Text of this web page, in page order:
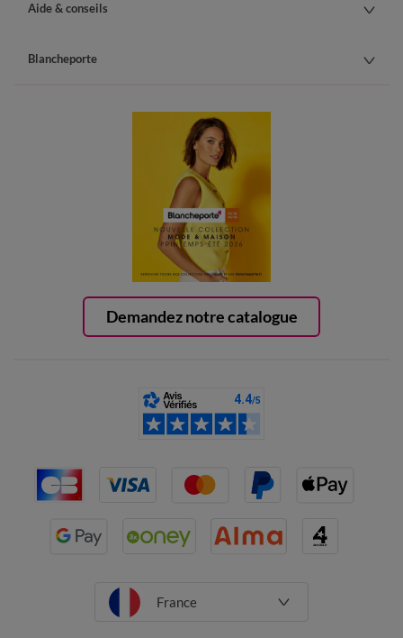
Demandez notre catalogue
Aide & conseils
Blancheporte
France